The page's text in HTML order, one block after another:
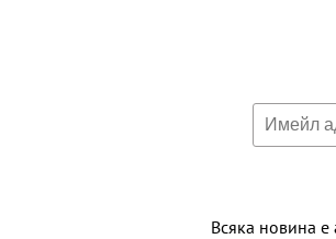
Всяка новина е